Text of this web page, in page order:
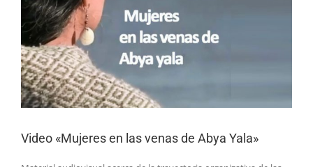
Video «Mujeres en las venas de Abya Yala»